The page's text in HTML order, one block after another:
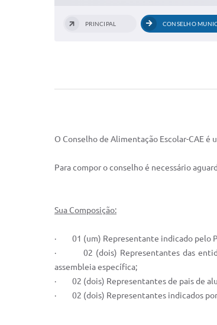
PRINCIPAL
O Conselho de Alimentação Escolar-CAE
Para compor o conselho é necessário
Sua Composição:
· 01 (um) Representante indicado pelo
· 02 (dois) Representantes das
assembleia específica;
· 02 (dois) Representantes de pais de
· 02 (dois) Representantes indicados por